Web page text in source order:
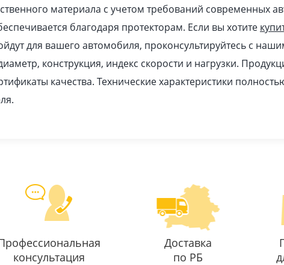
материала с учетом требований современных
благодаря протекторам. Если вы хотите
для вашего автомобиля, проконсультируйтесь с
конструкция, индекс скорости и нагрузки.
качества. Технические характеристики
консультация
Доставка
по РБ